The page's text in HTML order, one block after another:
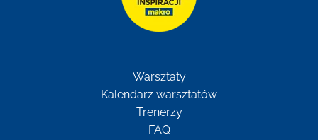
Warsztaty
Kalendarz warsztatów
Trenerzy
FAQ